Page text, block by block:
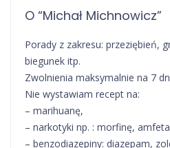
O “Michał Michnowicz”
Porady z zakresu: przeziębień,
biegunek itp.
Zwolnienia maksymalnie na 7
Nie wystawiam recept na:
– marihuanę,
– narkotyki np. : morfinę,
– benzodiazepiny: diazepam,